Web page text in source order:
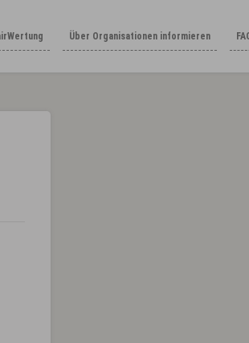
Über Organisationen informieren